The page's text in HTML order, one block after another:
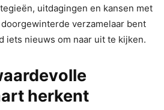
uitdagingen en kansen met
verzamelaar bent
iets nieuws om naar uit te kijken.
herkent